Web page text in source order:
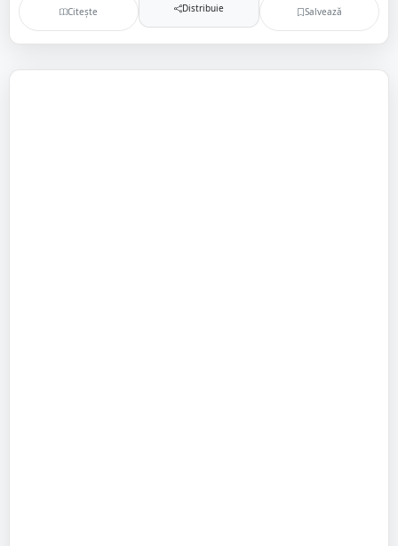
Citește Distribuie Salvează